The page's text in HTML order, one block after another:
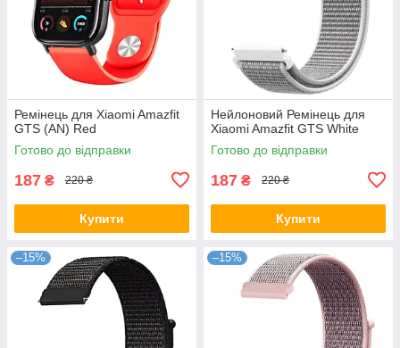
Ремінець для Xiaomi Amazfit
GTS (AN) Red
Готово до відправки
187 ₴ 220 ₴
Купити
Нейлоновий Ремінець для
Xiaomi Amazfit GTS White
Готово до відправки
187 ₴ 220 ₴
Купити
–15% –15%